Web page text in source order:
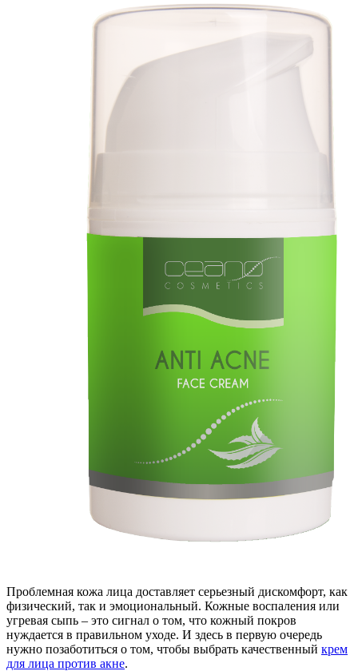
Проблемная кожа лица доставляет серьезный дискомфорт, как
физический, так и эмоциональный. Кожные воспаления или
угревая сыпь – это сигнал о том, что кожный покров
нуждается в правильном уходе. И здесь в первую очередь
нужно позаботиться о том, чтобы выбрать качественный крем
для лица против акне.